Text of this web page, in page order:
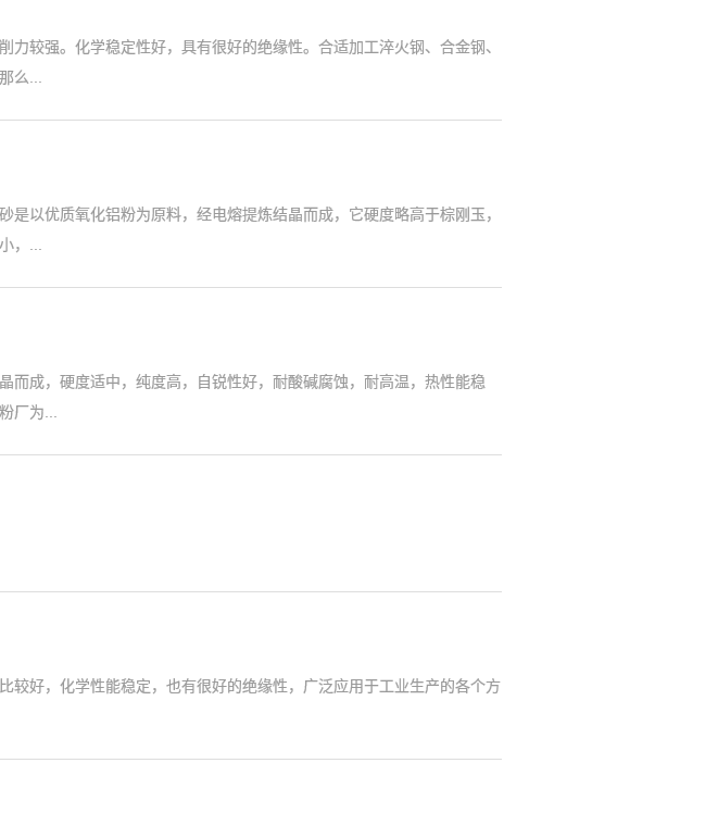
力较强。化学稳定性好，具有很好的绝缘性。合适加工淬火钢、合金钢、
么...
是以优质氧化铝粉为原料，经电熔提炼结晶而成，它硬度略高于棕刚玉，
，...
而成，硬度适中，纯度高，自锐性好，耐酸碱腐蚀，耐高温，热性能稳
厂为...
较好，化学性能稳定，也有很好的绝缘性，广泛应用于工业生产的各个方